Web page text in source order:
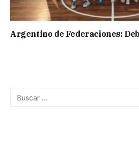
Argentino de Federaciones: